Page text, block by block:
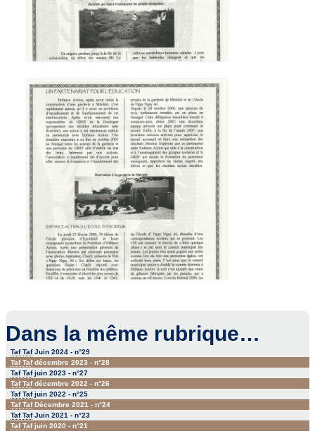
Dans la même rubrique…
Taf TafJuin 2024 - n°29
Taf Tafdécembre 2023 - n°28
Taf Tafjuin 2023 - n°27
Taf Tafdécembre 2022 - n°26
Taf Tafjuin 2022 - n°25
Taf TafDécembre 2021 - n°24
Taf TafJuin 2021 - n°23
Taf Tafjuin 2020 - n°21